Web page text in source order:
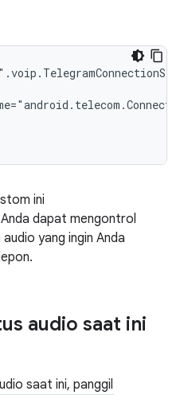
ini
dapat mengontrol
yang ingin Anda
audio saat ini
saat ini, panggil